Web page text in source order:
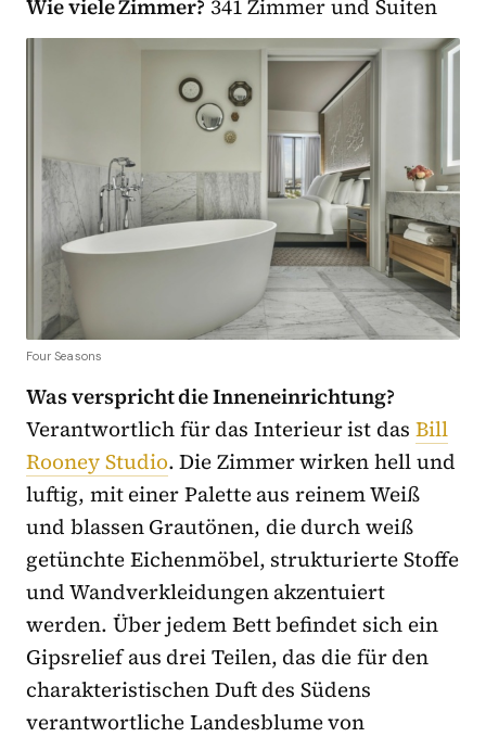
Wie viele Zimmer? 341 Zimmer und Suiten
Four Seasons
Was verspricht die Inneneinrichtung?
Verantwortlich für das Interieur ist das Bill
Rooney Studio. Die Zimmer wirken hell und
luftig, mit einer Palette aus reinem Weiß
und blassen Grautönen, die durch weiß
getünchte Eichenmöbel, strukturierte Stoffe
und Wandverkleidungen akzentuiert
werden. Über jedem Bett befindet sich ein
Gipsrelief aus drei Teilen, das die für den
charakteristischen Duft des Südens
verantwortliche Landesblume von